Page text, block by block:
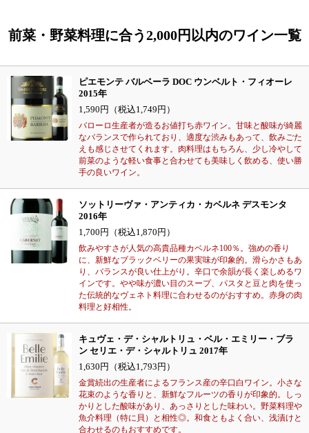
前菜・野菜料理に合う2,000円以内のワイン一覧
ピエモンテ バルベーラ DOC ウンベルト・フィオーレ
2015年
1,590円（税込1,749円）
バローロ生産者が造るお値打ち赤ワイン。甘味と酸味が綺麗
なバランスで作られており、適度な渋みもあって、飲みごた
えも感じさせてくれます。肉料理はもちろん、少し冷やして
前菜のような軽い食事と合わせても美味しく飲める、使い勝
手の良いワイン。
ソットリーヴァ・アンティカ・カベルネ デスモンタ
2016年
1,700円（税込1,870円）
飲みやすさが人気の高貴品種カベルネ100％。強めの香り
に、新鮮なブラックベリーの果実味が印象的。滑らかさもあ
り、バランスが良い仕上がり。辛口で余韻が長く楽しめるワ
インです。やや味が濃い目のスープ、パスタと豆と肉を使っ
た伝統的なヴェネト料理に合わせるのがおすすめ。赤身の肉
料理と好相性。
キュヴェ・デ・シャルトリュ・ベル・エミリー・ブラ
ン セリエ・デ・シャルトリュ 2017年
1,630円（税込1,793円）
金賞続出の生産者によるフランス産の辛口白ワイン。小さな
花束のような香りと、新鮮なフルーツの香りが印象的。しっ
かりとした酸味があり、あっさりとした味わい。野菜料理や
魚介料理（特に貝）と相性◎。和食ともよく合い、浅漬けと
合わせるのもおすすめです。